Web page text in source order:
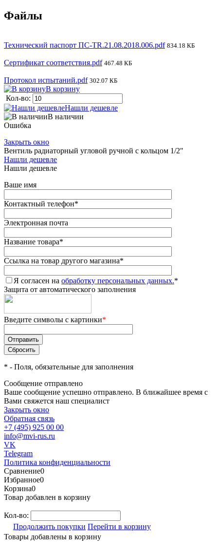
Файлы
Технический паспорт ПС-TR.21.08.2018.006.pdf 834.18 КБ
Сертификат соответствия.pdf 467.48 КБ
Протокол испытаний.pdf 302.07 КБ
В корзину
Кол-во:
Нашли дешевле
В наличии
Ошибка
Закрыть окно
Вентиль радиаторный угловой ручной с кольцом 1/2"
Нашли дешевле
Нашли дешевле
Ваше имя
Контактный телефон*
Электронная почта
Название товара*
Ссылка на товар другого магазина*
Я согласен на обработку персональных данных.*
Защита от автоматического заполнения
Введите символы с картинки*
* - Поля, обязательные для заполнения
Сообщение отправлено
Ваше сообщение успешно отправлено. В ближайшее время с
Вами свяжется наш специалист
Закрыть окно
Обратная связь
+7 (495) 925 00 00
info@mvi-rus.ru
VK
Telegram
Политика конфиденциальности
Сравнение0
Избранное0
Корзина0
Товар добавлен в корзину
Кол-во:
Продолжить покупки Перейти в корзину
Товары добавлены в корзину